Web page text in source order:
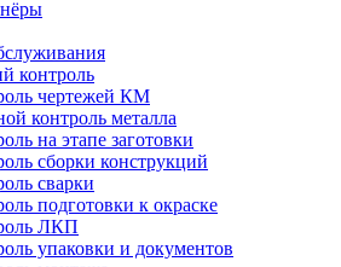
контроль
чертежей КМ
контроль металла
на этапе заготовки
сборки конструкций
сварки
подготовки к окраске
ЛКП
упаковки и документов